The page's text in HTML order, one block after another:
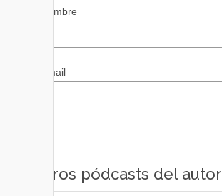
Nombre
Email
Otros pódcasts del autor